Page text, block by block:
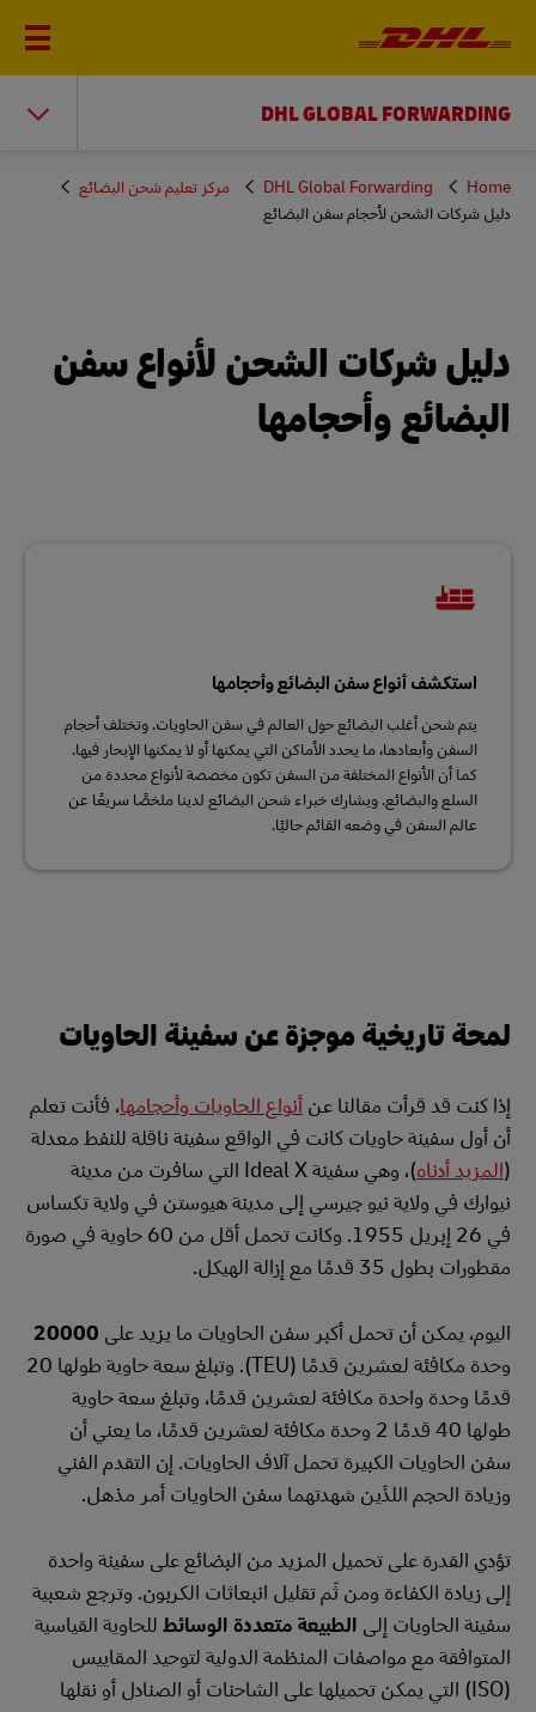
DHL GLOBAL FORWARDING
You
are
here
Home
DHL Global Forwarding
مركز تعليم شحن البضائع
دليل شركات الشحن لأحجام سفن البضائع
دليل شركات الشحن لأنواع سفن
البضائع وأحجامها
استكشف أنواع سفن البضائع وأحجامها
يتم شحن أغلب البضائع حول العالم في سفن الحاويات. وتختلف أحجام
السفن وأبعادها، ما يحدد الأماكن التي يمكنها أو لا يمكنها الإبحار فيها.
كما أن الأنواع المختلفة من السفن تكون مخصصة لأنواع محددة من
السلع والبضائع. ويشارك خبراء شحن البضائع لدينا ملخصًا سريعًا عن
عالم السفن في وضعه القائم حاليًا.
لمحة تاريخية موجزة عن سفينة الحاويات
إذا كنت قد قرأت مقالنا عنأنواع الحاويات وأحجامها، فأنت تعلم
أن أول سفينة حاويات كانت في الواقع سفينة ناقلة للنفط معدلة
(المزيد أدناه
)، وهي سفينة Ideal X التي سافرت من مدينة
نيوارك في ولاية نيو جيرسي إلى مدينة هيوستن في ولاية تكساس
في 26 إبريل 1955. وكانت تحمل أقل من 60 حاوية في صورة
مقطورات بطول 35 قدمًا مع إزالة الهيكل.
اليوم، يمكن أن تحمل أكبر سفن الحاويات ما يزيد على 20000
وحدة مكافئة لعشرين قدمًا (TEU). وتبلغ سعة حاوية طولها 20
قدمًا وحدة واحدة مكافئة لعشرين قدمًا، وتبلغ سعة حاوية
طولها 40 قدمًا 2 وحدة مكافئة لعشرين قدمًا، ما يعني أن
سفن الحاويات الكبيرة تحمل آلاف الحاويات. إن التقدم الفني
وزيادة الحجم اللذَين شهدتهما سفن الحاويات أمر مذهل.
تؤدي القدرة على تحميل المزيد من البضائع على سفينة واحدة
إلى زيادة الكفاءة ومن ثَم تقليل انبعاثات الكربون. وترجع شعبية
سفينة الحاويات إلى الطبيعة متعددة الوسائطللحاوية القياسية
المتوافقة مع مواصفات المنظمة الدولية لتوحيد المقاييس
(ISO) التي يمكن تحميلها على الشاحنات أو الصنادل أو نقلها